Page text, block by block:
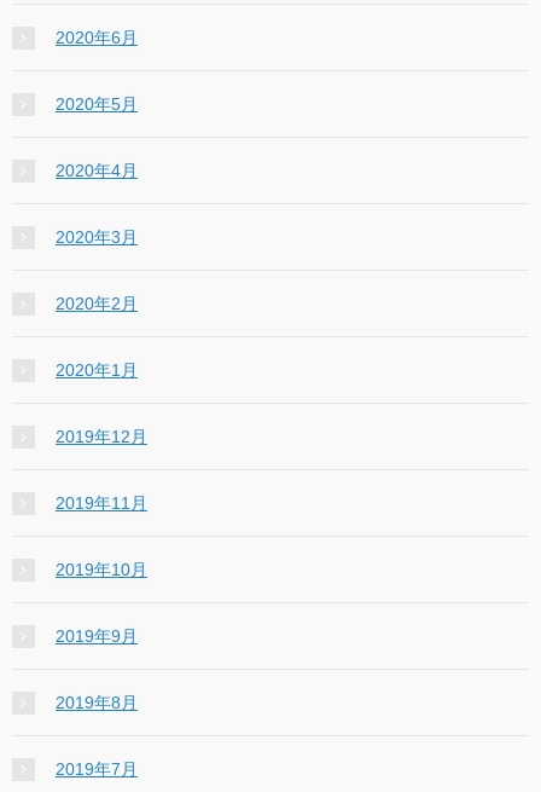
2020年6月
2020年5月
2020年4月
2020年3月
2020年2月
2020年1月
2019年12月
2019年11月
2019年10月
2019年9月
2019年8月
2019年7月